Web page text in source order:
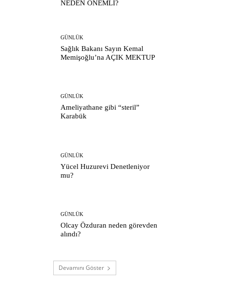
NEDEN ÖNEMLİ?
GÜNLÜK
Sağlık Bakanı Sayın Kemal
Memişoğlu’na AÇIK MEKTUP
GÜNLÜK
Ameliyathane gibi “steril”
Karabük
GÜNLÜK
Yücel Huzurevi Denetleniyor
mu?
GÜNLÜK
Olcay Özduran neden görevden
alındı?
Devamını Göster